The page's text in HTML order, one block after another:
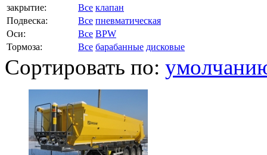
закрытие:
Все клапан
Подвеска:
Все пневматическая
Оси:
Все BPW
Тормоза:
Все барабанные дисковые
Сортировать по: